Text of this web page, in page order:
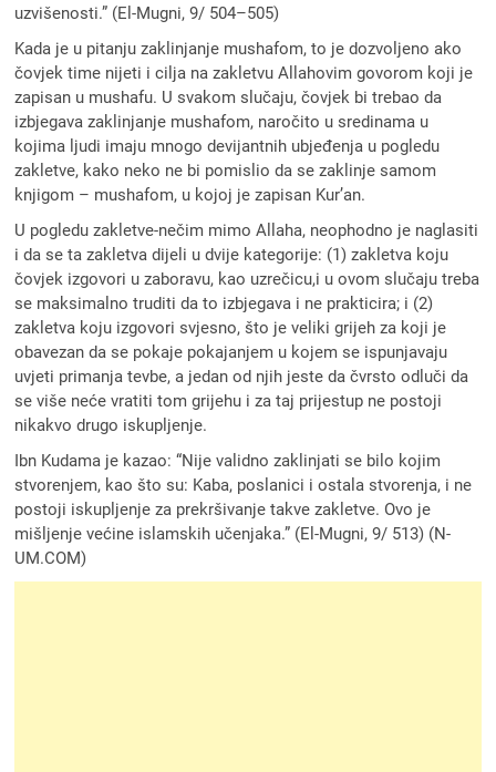
uzvišenosti.” (El-Mugni, 9/ 504–505)
Kada je u pitanju zaklinjanje mushafom, to je dozvoljeno ako
čovjek time nijeti i cilja na zakletvu Allahovim govorom koji je
zapisan u mushafu. U svakom slučaju, čovjek bi trebao da
izbjegava zaklinjanje mushafom, naročito u sredinama u
kojima ljudi imaju mnogo devijantnih ubjeđenja u pogledu
zakletve, kako neko ne bi pomislio da se zaklinje samom
knjigom – mushafom, u kojoj je zapisan Kur’an.
U pogledu zakletve-nečim mimo Allaha, neophodno je naglasiti
i da se ta zakletva dijeli u dvije kategorije: (1) zakletva koju
čovjek izgovori u zaboravu, kao uzrečicu,i u ovom slučaju treba
se maksimalno truditi da to izbjegava i ne prakticira; i (2)
zakletva koju izgovori svjesno, što je veliki grijeh za koji je
obavezan da se pokaje pokajanjem u kojem se ispunjavaju
uvjeti primanja tevbe, a jedan od njih jeste da čvrsto odluči da
se više neće vratiti tom grijehu i za taj prijestup ne postoji
nikakvo drugo iskupljenje.
Ibn Kudama je kazao: “Nije validno zaklinjati se bilo kojim
stvorenjem, kao što su: Kaba, poslanici i ostala stvorenja, i ne
postoji iskupljenje za prekršivanje takve zakletve. Ovo je
mišljenje većine islamskih učenjaka.” (El-Mugni, 9/ 513) (N-
UM.COM)